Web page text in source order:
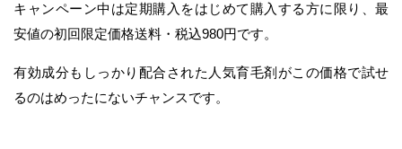
キャンペーン中は定期購入をはじめて購入する方に限り、最
安値の初回限定価格送料・税込980円です。
有効成分もしっかり配合された人気育毛剤がこの価格で試せ
るのはめったにないチャンスです。